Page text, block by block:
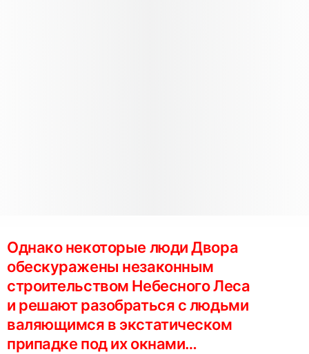
Однако некоторые люди Двора
обескуражены незаконным
строительством Небесного Леса
и решают разобраться с людьми
валяющимся в экстатическом
припадке под их окнами…